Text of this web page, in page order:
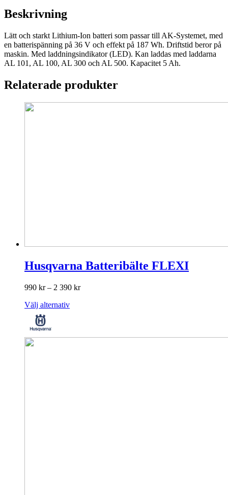
Beskrivning
Lätt och starkt Lithium-Ion batteri som passar till AK-Systemet, med
en batterispänning på 36 V och effekt på 187 Wh. Driftstid beror på
maskin. Med laddningsindikator (LED). Kan laddas med laddarna
AL 101, AL 100, AL 300 och AL 500. Kapacitet 5 Ah.
Relaterade produkter
Husqvarna Batteribälte FLEXI
990 kr – 2 390 krPrisintervall:
Välj alternativDen